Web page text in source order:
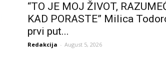
“TO JE MOJ ŽIVOT,
KAD PORASTE” Milica
prvi put...
Redakcija - August 5, 2026